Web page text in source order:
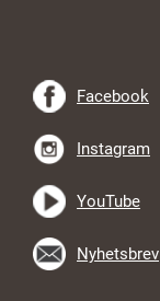
Facebook
Instagram
YouTube
Nyhetsbrev